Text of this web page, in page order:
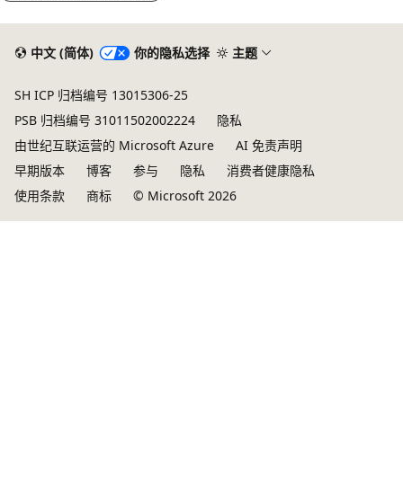
中文 (简体) 你的隐私选择 主题
SH ICP 归档编号 13015306-25
PSB 归档编号 31011502002224
隐私
由世纪互联运营的 Microsoft Azure
AI 免责声明
早期版本
博客 参与 隐私
消费者健康隐私
使用条款
商标 © Microsoft 2026